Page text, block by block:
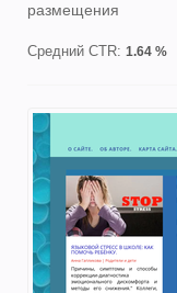
размещения
Средний CTR: 1.64 %